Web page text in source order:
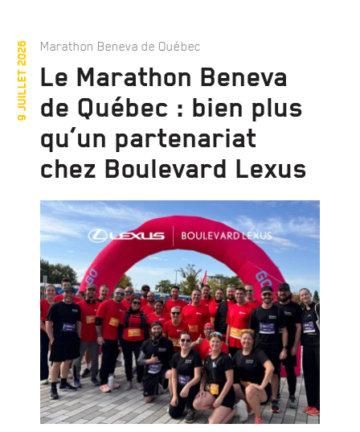
9 juillet 2026 Marathon Beneva de Québec
Le Marathon Beneva
de Québec : bien plus
qu’un partenariat
chez Boulevard Lexus